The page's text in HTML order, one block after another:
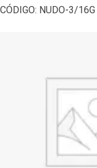
CÓDIGO: NUDO-3/16G